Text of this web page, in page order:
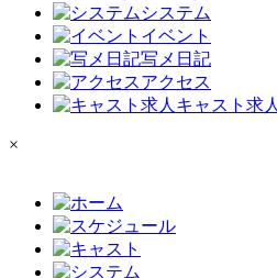
システム
イベント
写メ日記
アクセス
キャスト求人
×